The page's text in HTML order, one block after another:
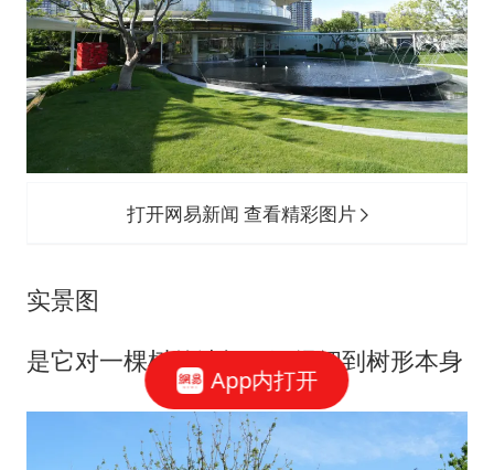
打开网易新闻 查看精彩图片
实景图
是它对一棵树的选择，已经细到树形本身
App内打开